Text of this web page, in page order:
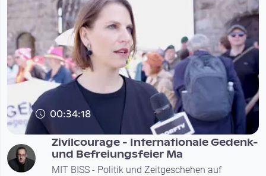
00:34:18
Zivilcourage - Internationale Gedenk-
und Befreiungsfeier Ma
MIT BISS - Politik und Zeitgeschehen auf